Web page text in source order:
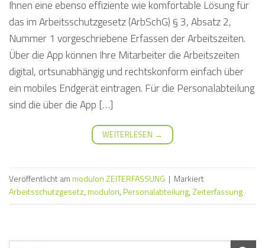
Ihnen eine ebenso effiziente wie komfortable Lösung für
das im Arbeitsschutzgesetz (ArbSchG) § 3, Absatz 2,
Nummer 1 vorgeschriebene Erfassen der Arbeitszeiten.
Über die App können Ihre Mitarbeiter die Arbeitszeiten
digital, ortsunabhängig und rechtskonform einfach über
ein mobiles Endgerät eintragen. Für die Personalabteilung
sind die über die App […]
WEITERLESEN →
Veröffentlicht am modulon ZEITERFASSUNG | Markiert
Arbeitsschutzgesetz, modulon, Personalabteilung, Zeiterfassung